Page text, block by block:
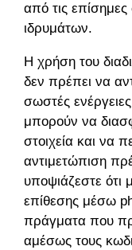
από τις
ιδρυμάτων.
Η χρήση του
δεν πρέπει να
σωστές
μπορούν να
στοιχεία και να
αντιμετώπιση
υποψιάζεστε ότι
επίθεσης μέσω
πράγματα που
αμέσως τους